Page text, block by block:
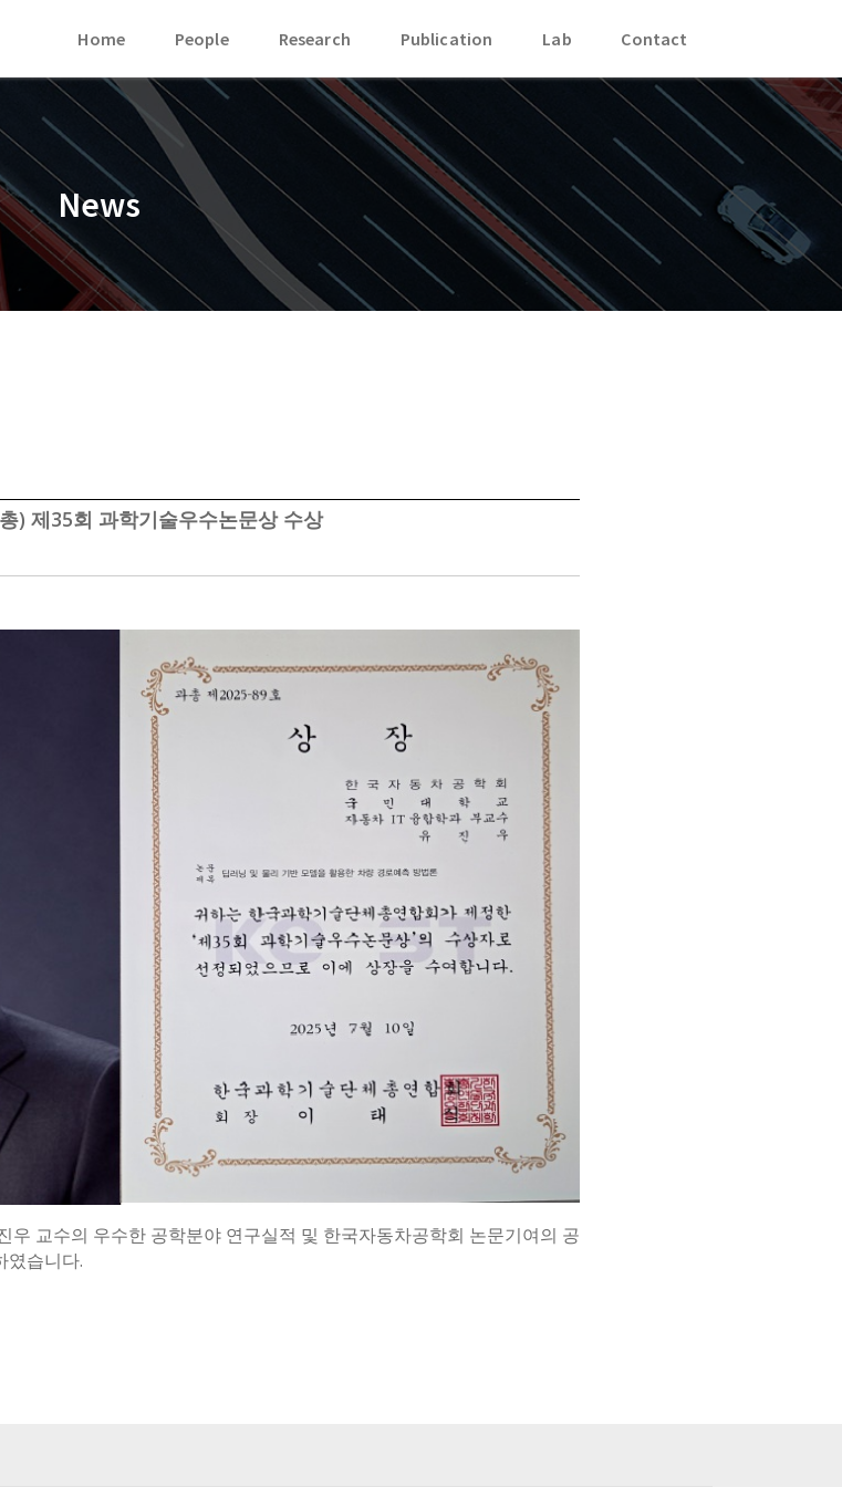
Home People Research Publication Lab Contact
News
) 제35회 과학기술우수논문상 수상
교수의 우수한 공학분야 연구실적 및 한국자동차공학회 논문기여의 공
였습니다.